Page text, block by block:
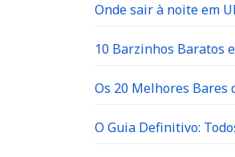
Onde sair à noite em
10 Barzinhos Baratos
Os 20 Melhores Bares
O Guia Definitivo: